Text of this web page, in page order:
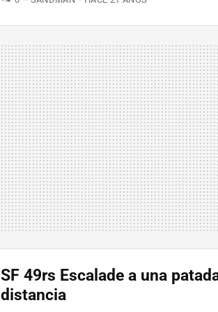
SF 49rs Escalade a una
distancia